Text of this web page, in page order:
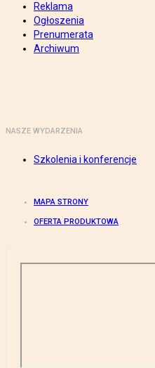
Reklama
Ogłoszenia
Prenumerata
Archiwum
NASZE WYDARZENIA
Szkolenia i konferencje
MAPA STRONY
OFERTA PRODUKTOWA